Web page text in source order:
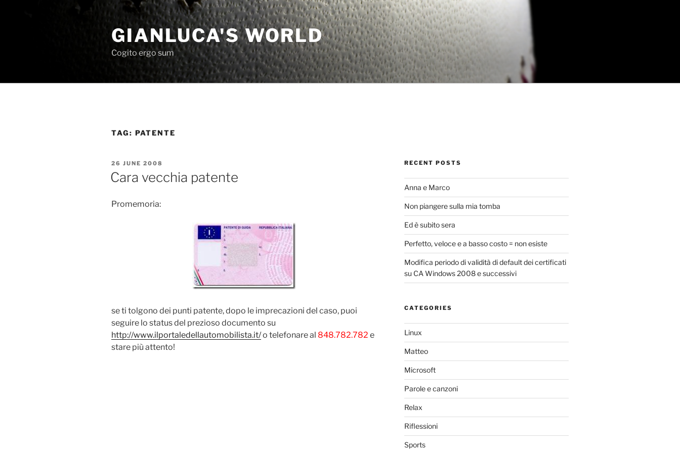
GIANLUCA'S WORLD
Cogito ergo sum
TAG: PATENTE
POSTED
ON
26 JUNE 2008
Cara vecchia patente
Promemoria:
se ti tolgono dei punti patente, dopo le imprecazioni del caso, puoi
seguire lo status del prezioso documento su
http://www.ilportaledellautomobilista.it/o telefonare al 848.782.782 e
stare più attento!
RECENT POSTS
Anna e Marco
Non piangere sulla mia tomba
Ed è subito sera
Perfetto, veloce e a basso costo = non esiste
Modifica periodo di validità di default dei certificati
su CA Windows 2008 e successivi
CATEGORIES
Linux
Matteo
Microsoft
Parole e canzoni
Relax
Riflessioni
Sports